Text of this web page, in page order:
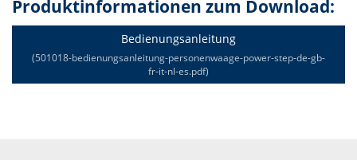
Produktinformationen zum Download:
Bedienungsanleitung
(501018-bedienungsanleitung-personenwaage-power-step-de-gb-
fr-it-nl-es.pdf)